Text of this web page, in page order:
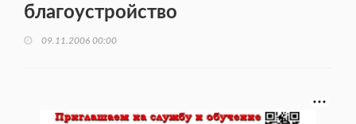
благоустройство
09.11.2006 00:00